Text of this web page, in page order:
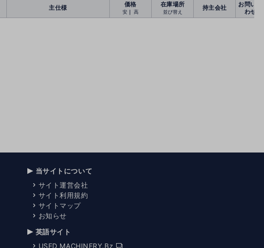
主仕様 価格
安 ｜ 高
在庫場所
並び替え
持主会社
お問い合
わせ
当サイトについて
サイト運営会社
サイト利用規約
サイトマップ
お知らせ
英語サイト
USED MACHINERY.Bz